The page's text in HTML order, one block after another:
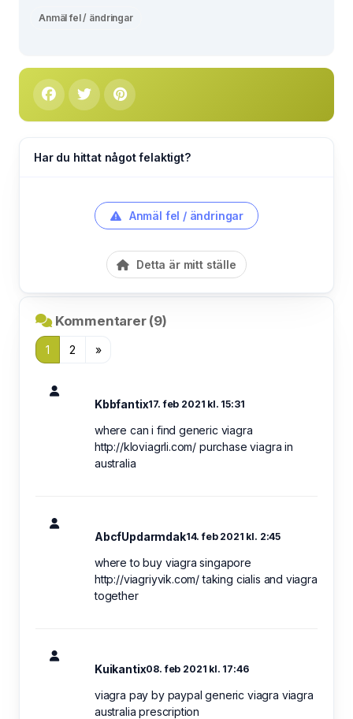
Anmäl fel / ändringar
Har du hittat något felaktigt?
Anmäl fel / ändringar
Detta är mitt ställe
Kommentarer (9)
1 2 »
Kbbfantix17. feb 2021 kl. 15:31
where can i find generic viagra
http://kloviagrli.com/ purchase viagra in
australia
AbcfUpdarmdak14. feb 2021 kl. 2:45
where to buy viagra singapore
http://viagriyvik.com/ taking cialis and viagra
together
Kuikantix08. feb 2021 kl. 17:46
viagra pay by paypal generic viagra viagra
australia prescription